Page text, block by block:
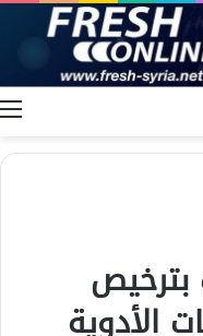
الأدوية